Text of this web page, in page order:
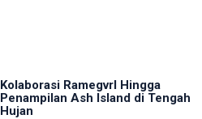
Kolaborasi Ramegvrl Hingga
Penampilan Ash Island di Tengah
Hujan